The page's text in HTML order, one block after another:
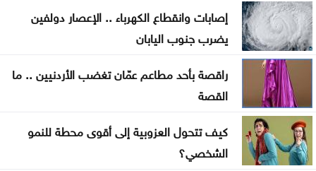
الصفدي والزياني يبحثان تطورات الأوضاع الإقليمية
وسبل إنهاء التصعيد
اضطرابات جوية موسمية تضرب مناطق عربية خلال
الأيام المقبلة
إصابات وانقطاع الكهرباء .. الإعصار دولفين
يضرب جنوب اليابان
راقصة بأحد مطاعم عمّان تغضب الأردنيين .. ما
القصة
كيف تتحول العزوبية إلى أقوى محطة للنمو
الشخصي؟